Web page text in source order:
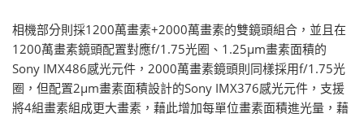
相機部分則採1200萬畫素+2000萬畫素的雙鏡頭組合，並且在
1200萬畫素鏡頭配置對應f/1.75光圈、1.25μm畫素面積的
Sony IMX486感光元件，2000萬畫素鏡頭則同樣採用f/1.75光
圈，但配置2μm畫素面積設計的Sony IMX376感光元件，支援
將4組畫素組成更大畫素，藉此增加每單位畫素面積進光量，藉